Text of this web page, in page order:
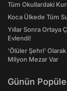
Tüm Okullardaki
Koca Ülkede Tüm
Yıllar Sonra Ortaya
Evlendi!
'Ölüler Şehri' Olarak
Milyon Mezar Var
Günün